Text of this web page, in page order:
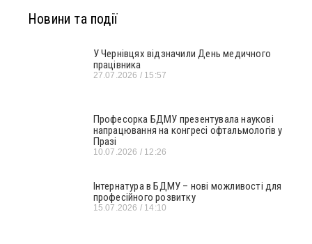
Новини та події
У Чернівцях відзначили День медичного
працівника
27.07.2026 15:57
Професорка БДМУ презентувала наукові
напрацювання на конгресі офтальмологів у
Празі
10.07.2026 12:26
Інтернатура в БДМУ – нові можливості для
професійного розвитку
15.07.2026 14:10